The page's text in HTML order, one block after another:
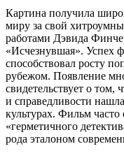
Картина получила
миру за свой
работами Дэвида
«Исчезнувшая». Успех
способствовал росту
рубежом. Появление
свидетельствует о том,
и справедливости
культурах. Фильм часто
«герметичного
рода эталоном